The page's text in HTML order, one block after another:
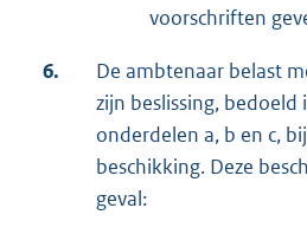
voorschriften
6.
De ambtenaar belast
zijn beslissing,
onderdelen a, b en c,
beschikking. Deze
geval: